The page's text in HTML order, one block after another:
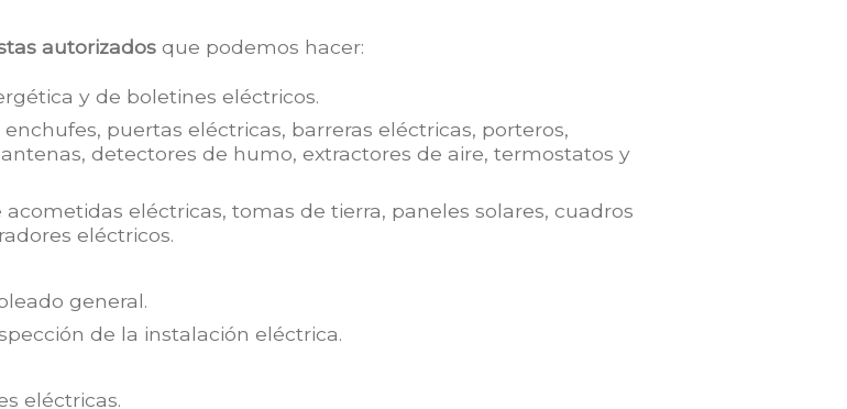
autorizados que podemos hacer:
y de boletines eléctricos.
puertas eléctricas, barreras eléctricas, porteros,
detectores de humo, extractores de aire, termostatos y
eléctricas, tomas de tierra, paneles solares, cuadros
eléctricos.
general.
de la instalación eléctrica.
eléctricas.